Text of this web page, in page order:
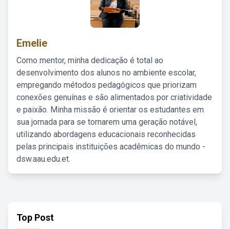
Emelie
Como mentor, minha dedicação é total ao
desenvolvimento dos alunos no ambiente escolar,
empregando métodos pedagógicos que priorizam
conexões genuínas e são alimentados por criatividade
e paixão. Minha missão é orientar os estudantes em
sua jornada para se tornarem uma geração notável,
utilizando abordagens educacionais reconhecidas
pelas principais instituições acadêmicas do mundo -
dsw.aau.edu.et.
Top Post